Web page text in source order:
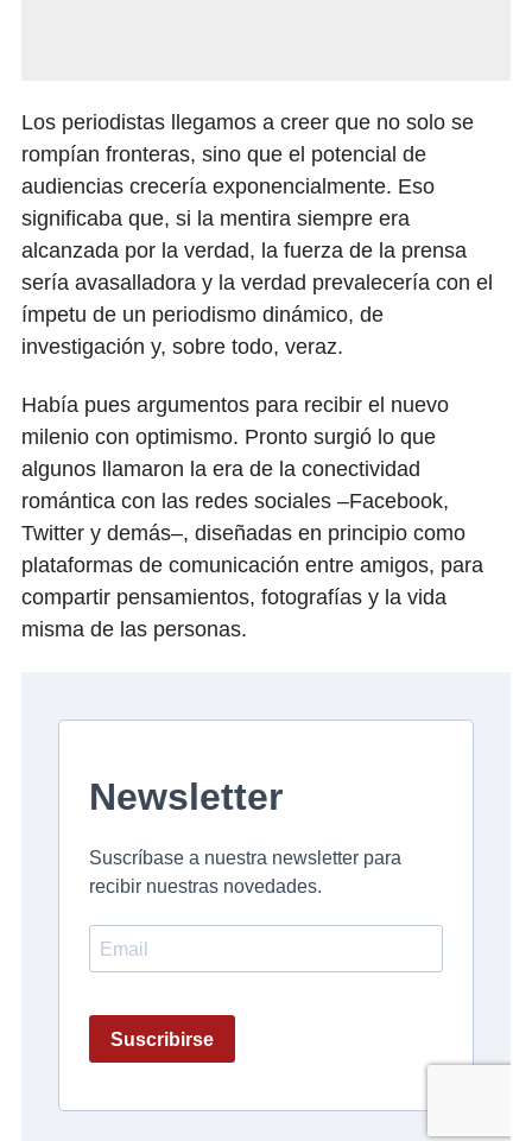
Los periodistas llegamos a creer que no solo se
rompían fronteras, sino que el potencial de
audiencias crecería exponencialmente. Eso
significaba que, si la mentira siempre era
alcanzada por la verdad, la fuerza de la prensa
sería avasalladora y la verdad prevalecería con el
ímpetu de un periodismo dinámico, de
investigación y, sobre todo, veraz.
Había pues argumentos para recibir el nuevo
milenio con optimismo. Pronto surgió lo que
algunos llamaron la era de la conectividad
romántica con las redes sociales –Facebook,
Twitter y demás–, diseñadas en principio como
plataformas de comunicación entre amigos, para
compartir pensamientos, fotografías y la vida
misma de las personas.